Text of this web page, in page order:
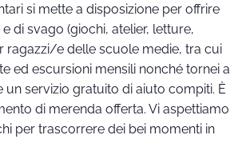
si mette a disposizione per offrire
di svago (giochi, atelier, letture,
ragazzi/e delle scuole medie, tra cui
ed escursioni mensili nonché tornei a
un servizio gratuito di aiuto compiti. È
di merenda offerta. Vi aspettiamo
per trascorrere dei bei momenti in